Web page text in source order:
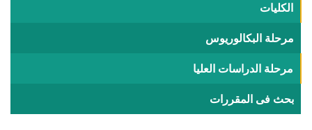
الكليات
مرحلة البكالوريوس
مرحلة الدراسات العليا
بحث فى المقررات